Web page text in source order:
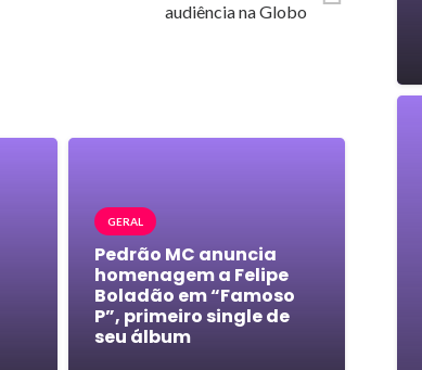
audiência na Globo
GERAL
Pedrão MC anuncia
homenagem a Felipe
Boladão em “Famoso
P”, primeiro single de
seu álbum